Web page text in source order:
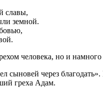
славы,
земной.
человека, но и
сыновей через
греха Адам.